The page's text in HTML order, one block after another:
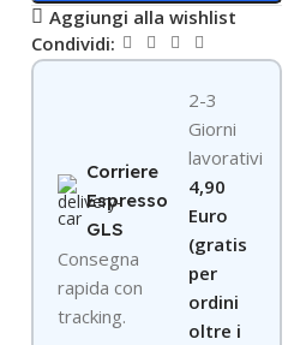
Aggiungi alla wishlist
Condividi:
Corriere
Espresso
GLS
Consegna
rapida con
tracking.
2-3
Giorni
lavorativi
4,90
Euro
(gratis
per
ordini
oltre i